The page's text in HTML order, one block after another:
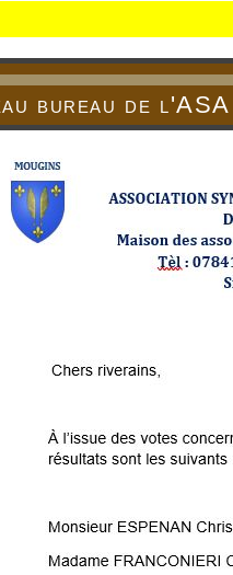
bureau de l'ASA